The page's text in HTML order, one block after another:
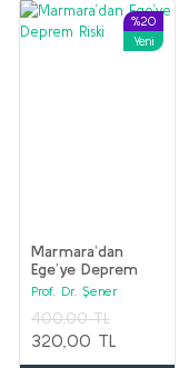
%20
Yeni
Marmara’dan
Ege’ye Deprem
Riski
Prof. Dr. Şener
400,00 TL
320,00 TL